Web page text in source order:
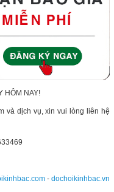
HÔM NAY!
và dịch vụ, xin vui lòng liên hệ
- dochoikinhbac.vn